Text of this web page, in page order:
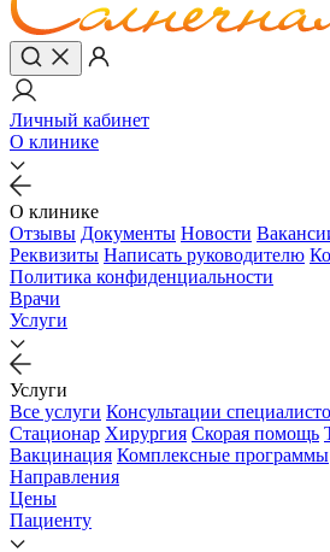
Личный кабинет
О клинике
О клинике
Отзывы Документы Новости
Реквизиты Написать руководителю
Политика конфиденциальности
Врачи
Услуги
Услуги
Все услуги Консультации
Стационар Хирургия Скорая помощь
Вакцинация Комплексные программы
Направления
Цены
Пациенту